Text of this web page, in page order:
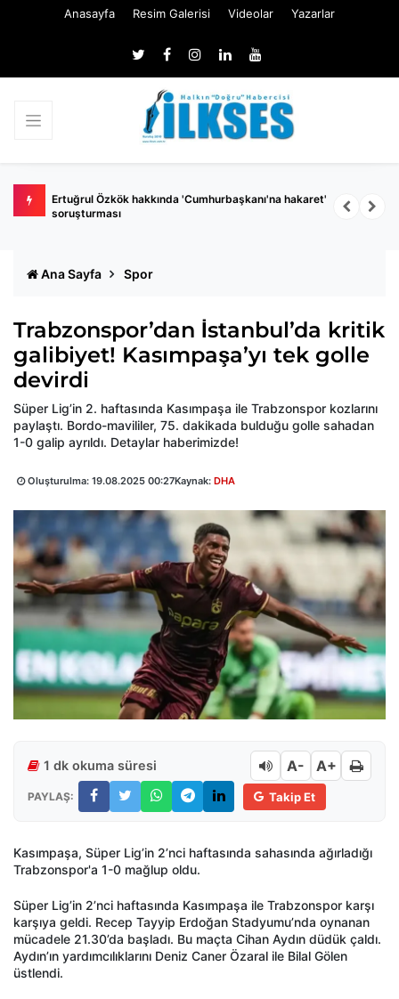
Anasayfa Resim Galerisi Videolar Yazarlar
belli
Ertuğrul Özkök hakkında 'Cumhurbaşkanı'na hakaret'
soruşturması
Ana Sayfa Spor
Trabzonspor’dan İstanbul’da kritik
galibiyet! Kasımpaşa’yı tek golle
devirdi
Süper Lig’in 2. haftasında Kasımpaşa ile Trabzonspor kozlarını
paylaştı. Bordo-mavililer, 75. dakikada bulduğu golle sahadan
1-0 galip ayrıldı. Detaylar haberimizde!
Oluşturulma: 19.08.2025 00:27Kaynak: DHA
1 dk okuma süresi A- A+
PAYLAŞ: Takip Et
Kasımpaşa, Süper Lig’in 2’nci haftasında sahasında ağırladığı
Trabzonspor'a 1-0 mağlup oldu.
Süper Lig’in 2’nci haftasında Kasımpaşa ile Trabzonspor karşı
karşıya geldi. Recep Tayyip Erdoğan Stadyumu’nda oynanan
mücadele 21.30’da başladı. Bu maçta Cihan Aydın düdük çaldı.
Aydın’ın yardımcılıklarını Deniz Caner Özaral ile Bilal Gölen
üstlendi.